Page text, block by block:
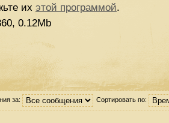
их этой программой.
0.12Mb
за: Сортировать по: